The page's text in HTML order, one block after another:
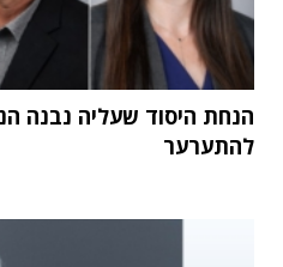
הנחת היסוד שעליה נבנה
להתערער